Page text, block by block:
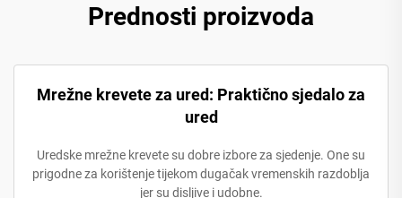
Prednosti proizvoda
Mrežne krevete za ured: Praktično sjedalo za
ured
Uredske mrežne krevete su dobre izbore za sjedenje. One su
prigodne za korištenje tijekom dugačak vremenskih razdoblja
jer su disljive i udobne.